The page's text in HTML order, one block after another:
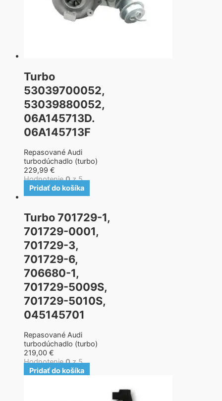
Turbo
53039700052,
53039880052,
06A145713D.
06A145713F
Repasované Audi
turbodúchadlo (turbo)
229,99 €
Hodnotenie0z 5
Pridať do košíka
Turbo 701729-1,
701729-0001,
701729-3,
701729-6,
706680-1,
701729-5009S,
701729-5010S,
045145701
Repasované Audi
turbodúchadlo (turbo)
219,00 €
Hodnotenie0z 5
Pridať do košíka